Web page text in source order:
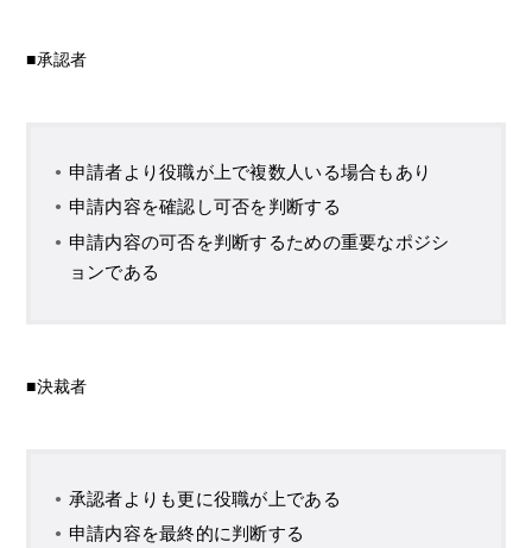
■承認者
申請者より役職が上で複数人いる場合もあり
申請内容を確認し可否を判断する
申請内容の可否を判断するための重要なポジシ
ョンである
■決裁者
承認者よりも更に役職が上である
申請内容を最終的に判断する